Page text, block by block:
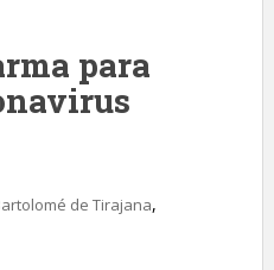
para
de Tirajana,